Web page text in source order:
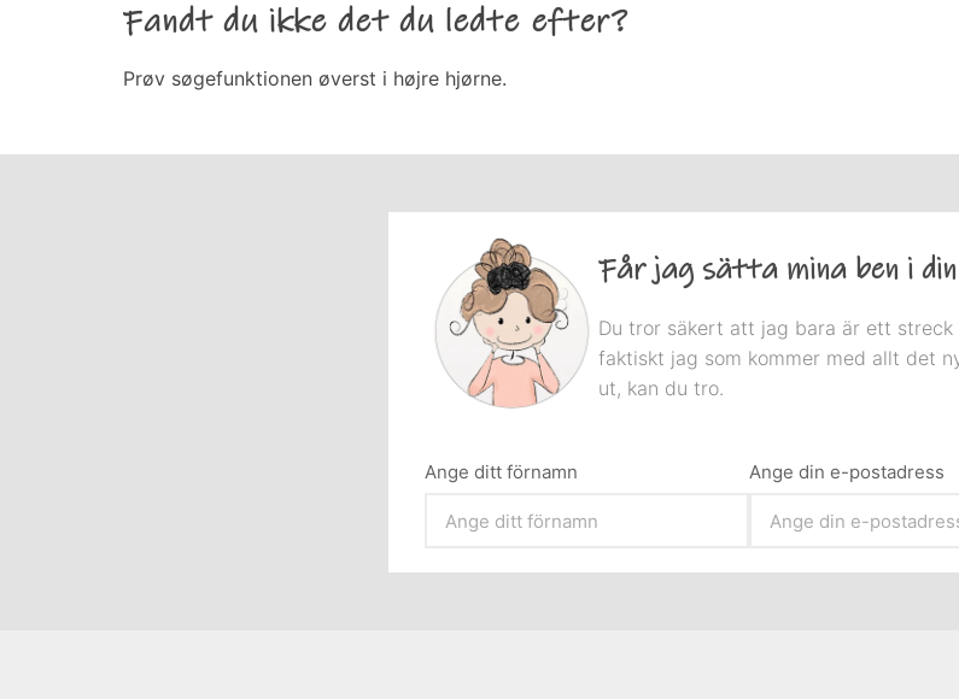
Fandt du ikke det du ledte efter?
Prøv søgefunktionen øverst i højre hjørne.
Får jag sätta mina ben i din
Du tror säkert att jag bara är ett
faktiskt jag som kommer med allt det
ut, kan du tro.
Ange ditt förnamn Ange din e-postadress